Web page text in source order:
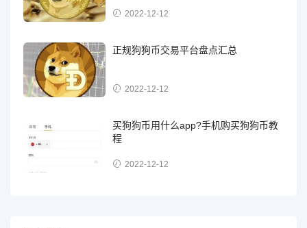
2022-12-12
正规狗狗币交易平台盘点汇总
2022-12-12
买狗狗币用什么app?手机购买狗狗币教
程
2022-12-12